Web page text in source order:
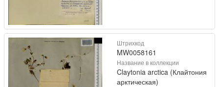
Штрихкод
MW0058161
Название в коллекции
Claytonia arctica (Клайтония
арктическая)